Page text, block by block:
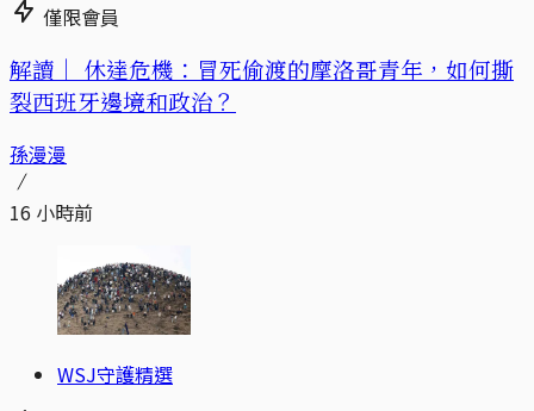
僅限會員
解讀｜ 休達危機：冒死偷渡的摩洛哥青年，如何撕
裂西班牙邊境和政治？
孫漫漫
16 小時前
WSJ守護精選